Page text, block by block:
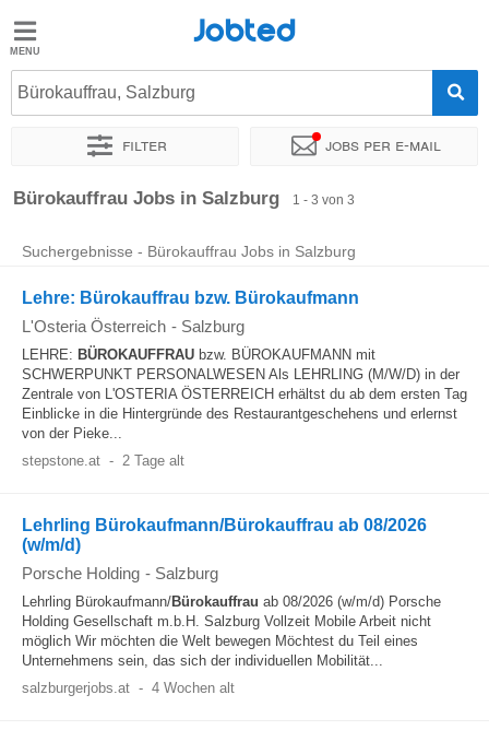
Jobted
Jobs
Jobted
Bürokauffrau, Salzburg
Filter Jobs per e-mail
Sortieren nach Genauer Standort Unternehmen
Bürokauffrau Jobs in Salzburg 1 - 3 von 3
Suchergebnisse - Bürokauffrau Jobs in Salzburg
Lehre: Bürokauffrau bzw. Bürokaufmann
L'Osteria Österreich - Salzburg
LEHRE: BÜROKAUFFRAU bzw. BÜROKAUFMANN mit
SCHWERPUNKT PERSONALWESEN Als LEHRLING (M/W/D) in der
Zentrale von L'OSTERIA ÖSTERREICH erhältst du ab dem ersten Tag
Einblicke in die Hintergründe des Restaurantgeschehens und erlernst
von der Pieke...
stepstone.at - 2 Tage alt
Lehrling Bürokaufmann/Bürokauffrau ab 08/2026
(w/m/d)
Porsche Holding - Salzburg
Lehrling Bürokaufmann/Bürokauffrau ab 08/2026 (w/m/d) Porsche
Holding Gesellschaft m.b.H. Salzburg Vollzeit Mobile Arbeit nicht
möglich Wir möchten die Welt bewegen Möchtest du Teil eines
Unternehmens sein, das sich der individuellen Mobilität...
salzburgerjobs.at - 4 Wochen alt